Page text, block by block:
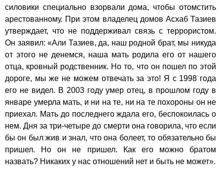
силовики специально взорвали дома, чтобы отомстить
арестованному. При этом владелец домов Асхаб Тазиев
утверждает, что не поддерживал связь с террористом.
Он заявил: «Али Тазиев, да, наш родной брат, мы никуда
от этого не денемся, наша мать родила его от нашего
отца, кровный родственник. Но то, что он пошел по этой
дороге, мы же не можем отвечать за это! Я с 1998 года
его не видел. В 2003 году умер отец, в прошлом году в
январе умерла мать, и ни на те, ни на те похороны он не
приехал. Мать до последнего ждала его, беспокоилась о
нем. Дня за три-четыре до смерти она говорила, что если
бы он был жив и знал, что она болеет, то обязательно бы
пришел. Но он не пришел. Как его можно братом
назвать? Никаких у нас отношений нет и быть не может».